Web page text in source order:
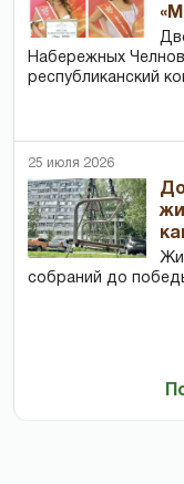
Набережных
республиканский
25 июля 2026
собраний до